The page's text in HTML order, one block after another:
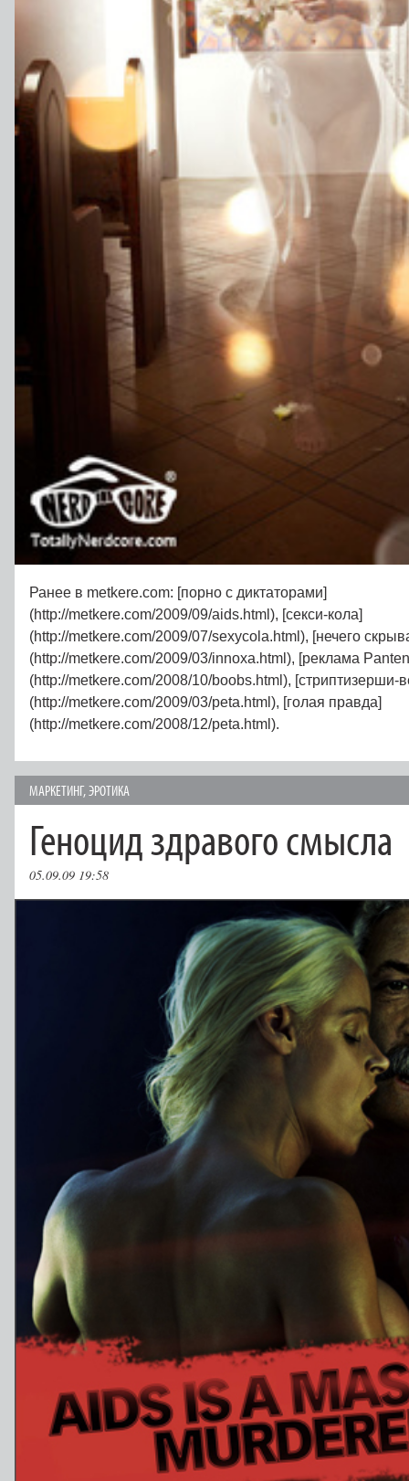
Ранее в metkere.com: [порно с диктаторами]
(http://metkere.com/2009/09/aids.html), [секси-кола]
(http://metkere.com/2009/07/sexycola.html), [нечего
(http://metkere.com/2009/03/innoxa.html), [реклама
(http://metkere.com/2008/10/boobs.html), [стриптизерши-
(http://metkere.com/2009/03/peta.html), [голая правда]
(http://metkere.com/2008/12/peta.html).
МАРКЕТИНГ,ЭРОТИКА
Геноцид здравого смысла
05.09.09 19:58